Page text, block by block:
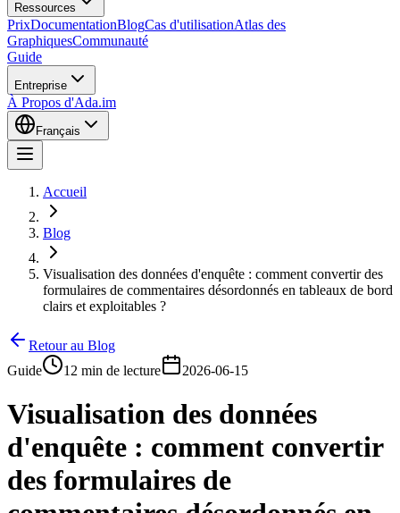
Ressources
PrixDocumentationBlogCas d'utilisationAtlas des
GraphiquesCommunauté
Guide
Entreprise
À Propos d'Ada.im
Français
Accueil
Blog
Visualisation des données d'enquête : comment convertir des
formulaires de commentaires désordonnés en tableaux de bord
clairs et exploitables ?
Retour au Blog
Guide
12 min de lecture 2026-06-15
Visualisation des données
d'enquête : comment convertir
des formulaires de